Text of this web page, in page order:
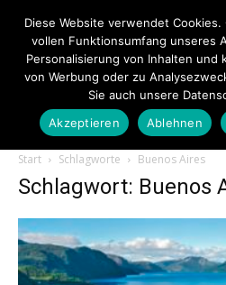
Start Schlagworte Buenos Aires
Schlagwort: Buenos
Diese Website verwendet
vollen Funktionsumfang unseres
Personalisierung von Inhalten und
von Werbung oder zu
Sie auch unsere
Akzeptieren
Ablehnen